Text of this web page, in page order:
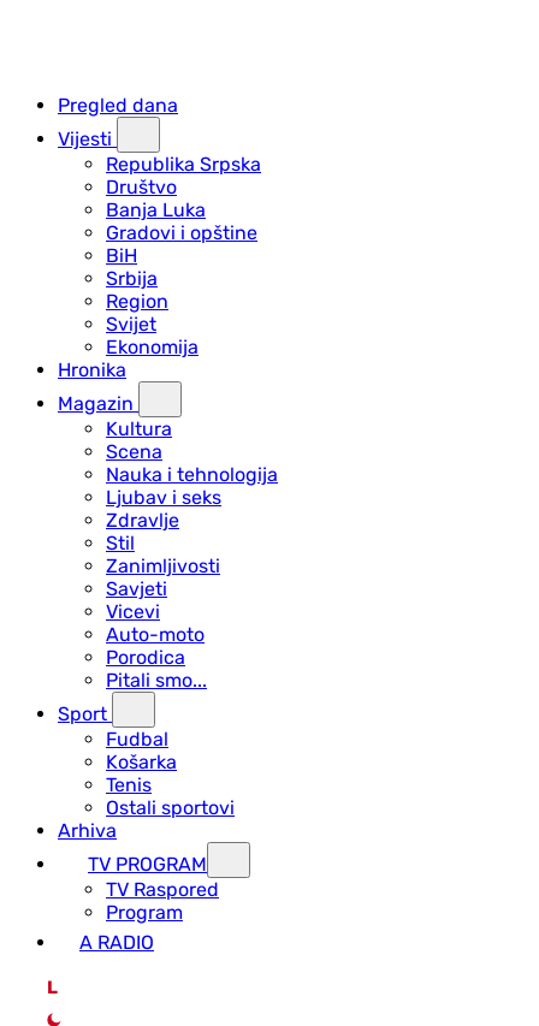
Pregled dana
Vijesti
Republika Srpska
Društvo
Banja Luka
Gradovi i opštine
BiH
Srbija
Region
Svijet
Ekonomija
Hronika
Magazin
Kultura
Scena
Nauka i tehnologija
Ljubav i seks
Zdravlje
Stil
Zanimljivosti
Savjeti
Vicevi
Auto-moto
Porodica
Pitali smo...
Sport
Fudbal
Košarka
Tenis
Ostali sportovi
Arhiva
TV PROGRAM
ТV Raspored
Program
A RADIO
L